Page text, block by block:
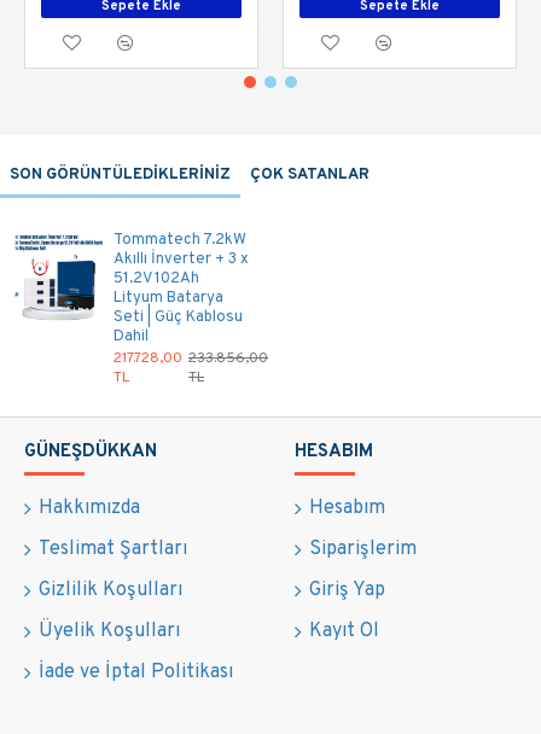
Kullanım Alanları:
Ev ve villa enerji sistemleri
Yedek enerji ihtiyacı olan tüm uygulamalar
Sepete Ekle Sepete Ekle
SON GÖRÜNTÜLEDİKLERİNİZ ÇOK SATANLAR
Tommatech 7.2kW
Akıllı İnverter + 3 x
51.2V 102Ah
Lityum Batarya
Seti | Güç Kablosu
Dahil
217.728,00
TL
233.856,00
TL
GÜNEŞDÜKKAN
Hakkımızda
Teslimat Şartları
Gizlilik Koşulları
Üyelik Koşulları
İade ve İptal Politikası
HESABIM
Hesabım
Siparişlerim
Giriş Yap
Kayıt Ol